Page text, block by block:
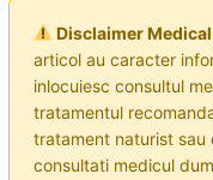
Disclaimer
articol au caracter
inlocuiesc consultul
tratamentul
tratament naturist
consultati medicul